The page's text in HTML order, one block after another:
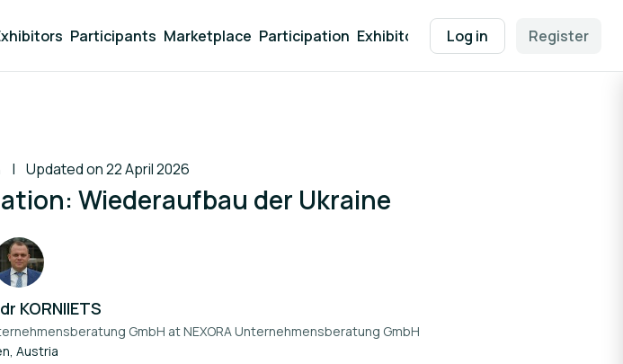
Participants Marketplace Participation Exhibitor Packages Contact EEN
Log in Register
Updated on 22 April 2026
Wiederaufbau der Ukraine
KORNIIETS
GmbH atNEXORA Unternehmensberatung GmbH
Austria